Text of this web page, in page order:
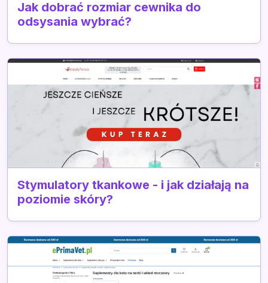
Jak dobrać rozmiar cewnika do
odsysania wybrać?
Stymulatory tkankowe - i jak działają na
poziomie skóry?